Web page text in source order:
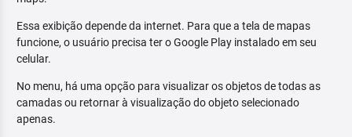
Essa exibição depende da internet. Para que a tela de mapas
funcione, o usuário precisa ter o Google Play instalado em seu
celular.
No menu, há uma opção para visualizar os objetos de todas as
camadas ou retornar à visualização do objeto selecionado
apenas.